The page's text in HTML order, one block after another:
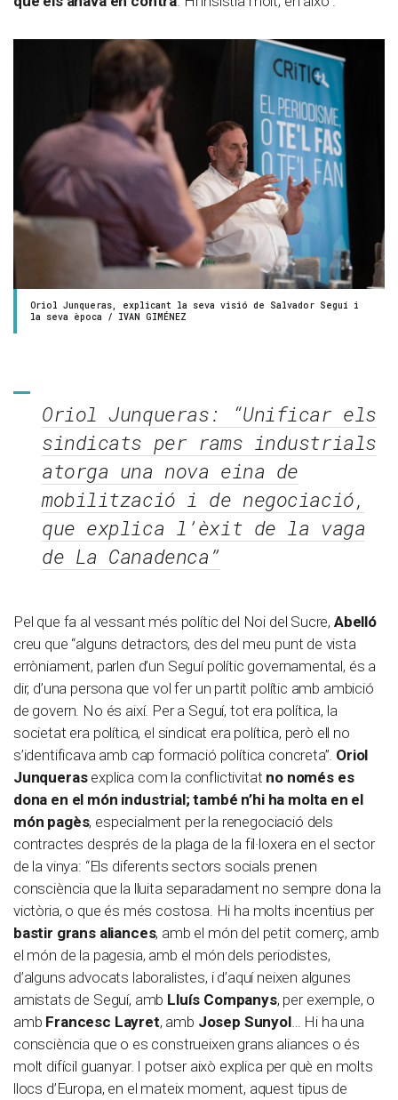
Oriol Junqueras, explicant la seva visió de Salvador Seguí i
la seva època / IVAN GIMÉNEZ
Oriol Junqueras: “Unificar els
sindicats per rams industrials
atorga una nova eina de
mobilització i de negociació,
que explica l’èxit de la vaga
de La Canadenca”
Pel que fa al vessant més polític del Noi del Sucre, Abelló
creu que “alguns detractors, des del meu punt de vista
erròniament, parlen d’un Seguí polític governamental, és a
dir, d’una persona que vol fer un partit polític amb ambició
de govern. No és així. Per a Seguí, tot era política, la
societat era política, el sindicat era política, però ell no
s’identificava amb cap formació política concreta”. Oriol
Junquerasexplica com la conflictivitat no només es
dona en el món industrial; també n’hi ha molta en el
món pagès, especialment per la renegociació dels
contractes després de la plaga de la fil·loxera en el sector
de la vinya: “Els diferents sectors socials prenen
consciència que la lluita separadament no sempre dona la
victòria, o que és més costosa. Hi ha molts incentius per
bastir grans aliances, amb el món del petit comerç, amb
el món de la pagesia, amb el món dels periodistes,
d’alguns advocats laboralistes, i d’aquí neixen algunes
amistats de Seguí, amb Lluís Companys, per exemple, o
amb Francesc Layret, amb Josep Sunyol… Hi ha una
consciència que o es construeixen grans aliances o és
molt difícil guanyar. I potser això explica per què en molts
llocs d’Europa, en el mateix moment, aquest tipus de